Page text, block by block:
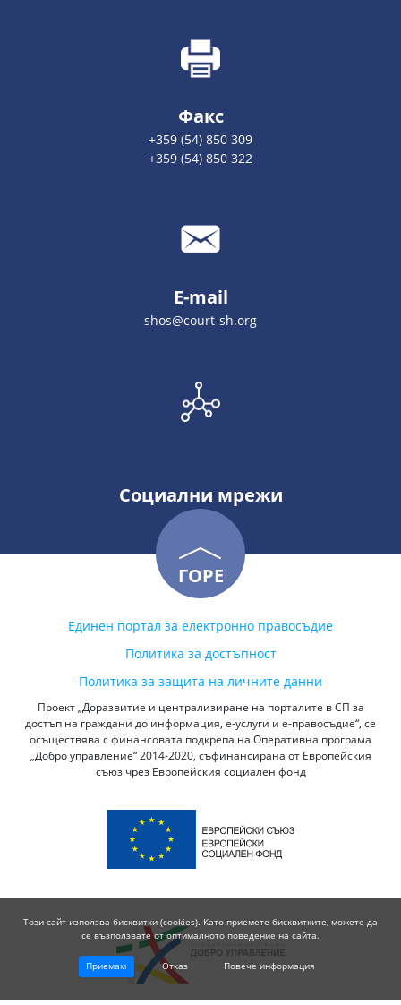
Факс
+359 (54) 850 309
+359 (54) 850 322
E-mail
shos@court-sh.org
Социални мрежи
ГОРЕ
Единен портал за електронно правосъдие
Политика за достъпност
Политика за защита на личните данни
Проект „Доразвитие и централизиране на порталите в СП за
достъп на граждани до информация, е-услуги и е-правосъдие“, се
осъществява с финансовата подкрепа на Оперативна програма
„Добро управление“ 2014-2020, съфинансирана от Европейския
съюз чрез Европейския социален фонд
Този сайт използва бисквитки (cookies). Като приемете бисквитките, можете да
се възползвате от оптималното поведение на сайта.
Приемам Отказ Повече информация